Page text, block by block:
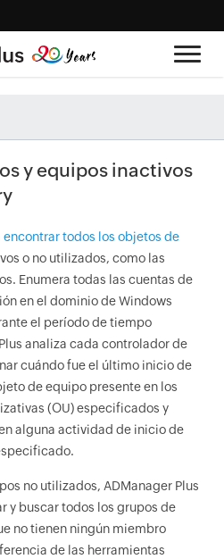
y equipos inactivos
encontrar todos los objetos de
o no utilizados, como las
Enumera todas las cuentas de
en el dominio de Windows
el período de tiempo
analiza cada controlador de
cuándo fue el último inicio de
de equipo presente en los
(OU) especificados y
alguna actividad de inicio de
no utilizados, ADManager Plus
y buscar todos los grupos de
no tienen ningún miembro
de las herramientas